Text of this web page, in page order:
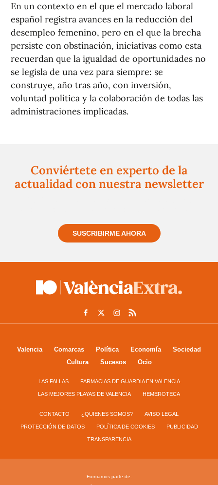
En un contexto en el que el mercado laboral
español registra avances en la reducción del
desempleo femenino, pero en el que la brecha
persiste con obstinación, iniciativas como esta
recuerdan que la igualdad de oportunidades no
se legisla de una vez para siempre: se
construye, año tras año, con inversión,
voluntad política y la colaboración de todas las
administraciones implicadas.
Conviértete en experto de la
actualidad con nuestra newsletter
SUSCRIBIRME AHORA
Valencia Comarcas Política Economía
Sociedad
Cultura
Sucesos Ocio
LAS FALLAS FARMACIAS DE GUARDIA EN VALENCIA
LAS MEJORES PLAYAS DE VALENCIA HEMEROTECA
CONTACTO ¿QUIENES SOMOS? AVISO LEGAL
PROTECCIÓN DE DATOS POLÍTICA DE COOKIES PUBLICIDAD
TRANSPARENCIA
Formamos parte de: